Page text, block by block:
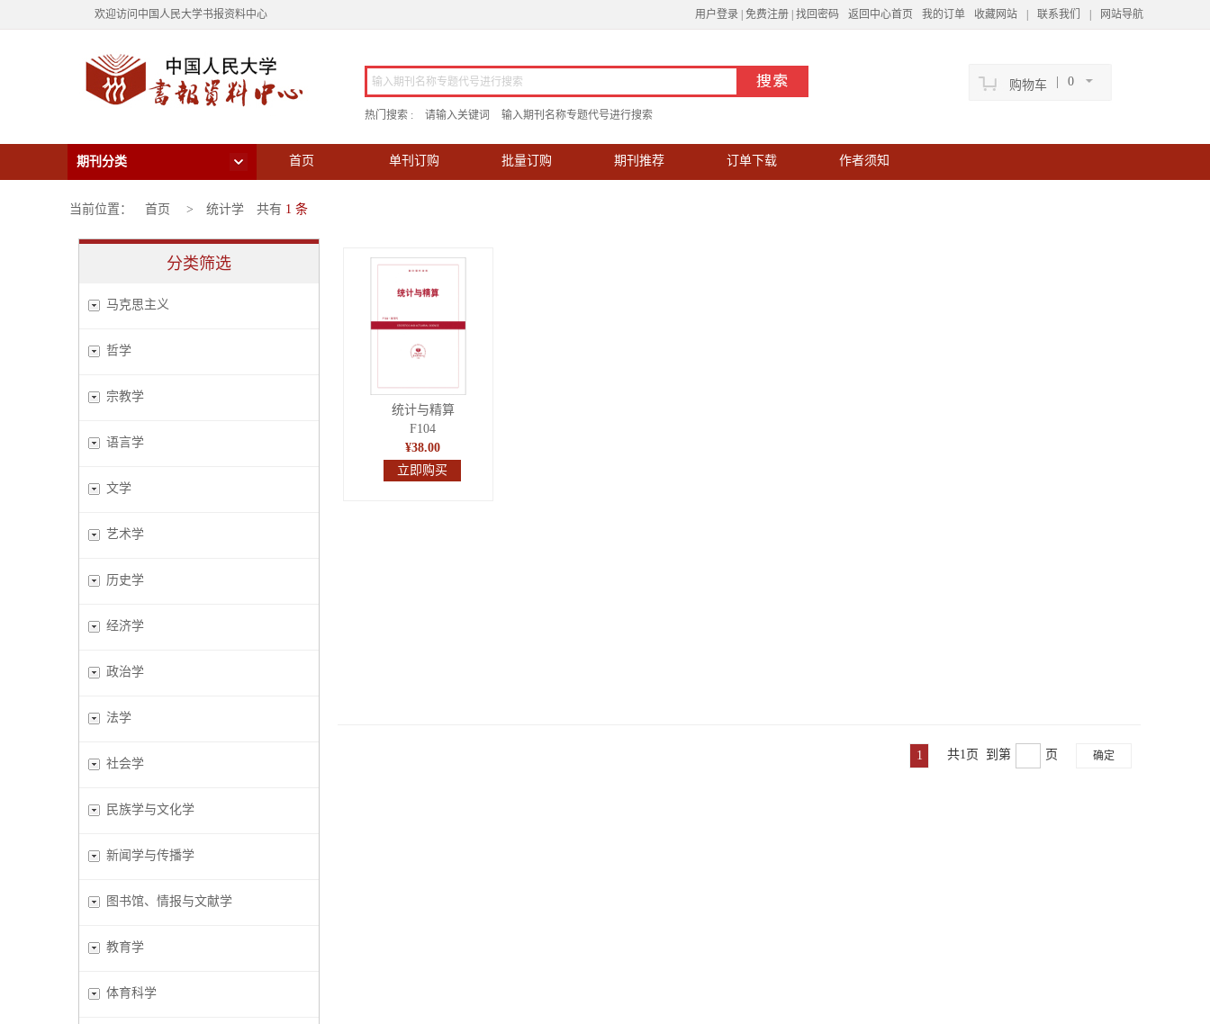
欢迎访问中国人民大学书报资料中心 用户登录| 免费注册| 找回密码 返回中心首页 我的订单 收藏网站 联系我们 网站导航
热门搜索 : 请输入关键词 输入期刊名称专题代号进行搜索
购物车 0
期刊分类 首页 单刊订购 批量订购 期刊推荐 订单下载 作者须知
当前位置： 首页 > 统计学 共有 1 条
分类筛选
马克思主义
哲学
宗教学
语言学
文学
艺术学
历史学
经济学
政治学
法学
社会学
民族学与文化学
新闻学与传播学
图书馆、情报与文献学
教育学
体育科学
统计与精算
F104
¥38.00
立即购买
1 共1页 到第 页 确定